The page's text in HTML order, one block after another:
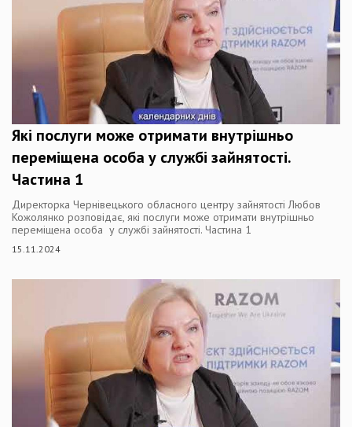
Які послуги може отримати внутрішньо
переміщена особа у службі зайнятості.
Частина 1
Директорка Чернівецького обласного центру зайнятості Любов
Кожолянко розповідає, які послуги може отримати внутрішньо
переміщена особа у службі зайнятості. Частина 1
15.11.2024